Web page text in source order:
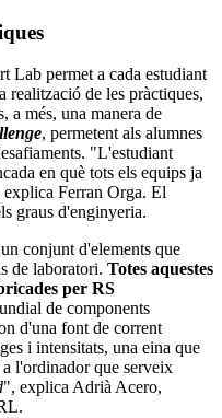
Lab permet a cada estudiant
realització de les pràctiques,
a més, una manera de
, permetent als alumnes
"L'estudiant
en què tots els equips ja
Ferran Orga. El
graus d'enginyeria.
conjunt d'elements que
de laboratori. Totes aquestes
per RS
de components
d'una font de corrent
i intensitats, una eina que
l'ordinador que serveix
", explica Adrià Acero,